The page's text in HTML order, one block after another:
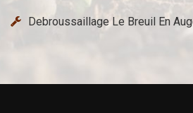
Debroussaillage Le Breuil En